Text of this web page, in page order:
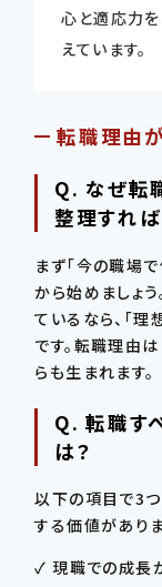
心と適応力
えています。
転職理由
Q. なぜ転
整理すれ
まず「今の職場
から始めましょ
ているなら、「
です。転職理由は
らも生まれます。
Q. 転職す
は？
以下の項目で3
する価値がありま
✓ 現職での成長